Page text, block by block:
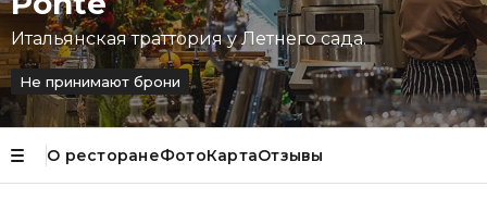
Итальянская траттория у Летнего сада.
Не принимают брони
О ресторанеФотоКартаОтзывы